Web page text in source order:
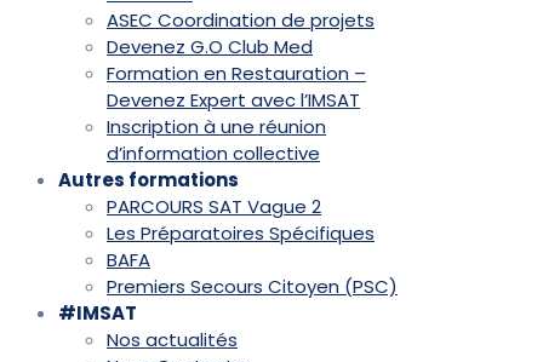
ASEC Coordination de projets
Devenez G.O Club Med
Formation en Restauration –
Devenez Expert avec l’IMSAT
Inscription à une réunion
d’information collective
Autres formations
PARCOURS SAT Vague 2
Les Préparatoires Spécifiques
BAFA
Premiers Secours Citoyen (PSC)
#IMSAT
Nos actualités